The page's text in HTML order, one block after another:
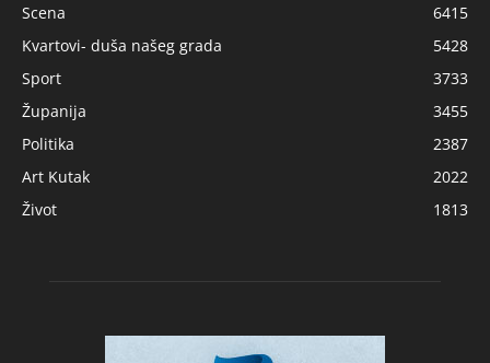
Scena
6415
Kvartovi- duša našeg grada
5428
Sport
3733
Županija
3455
Politika
2387
Art Kutak
2022
Život
1813